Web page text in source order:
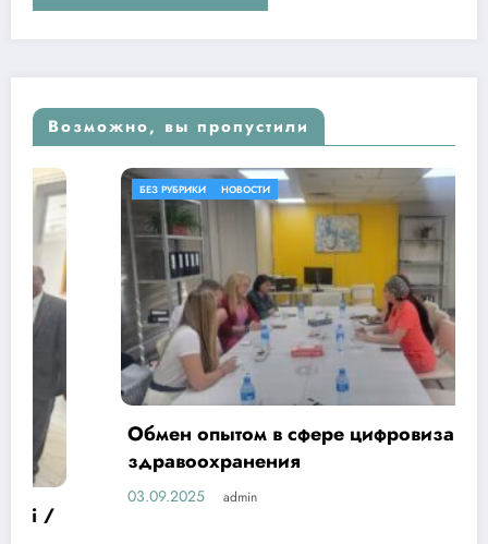
Возможно, вы пропустили
НОВОСТИ
Обмен опытом в сфере цифровизации
здравоохранения
admin